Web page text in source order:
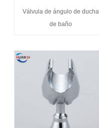
Válvula de ángulo de ducha
de baño